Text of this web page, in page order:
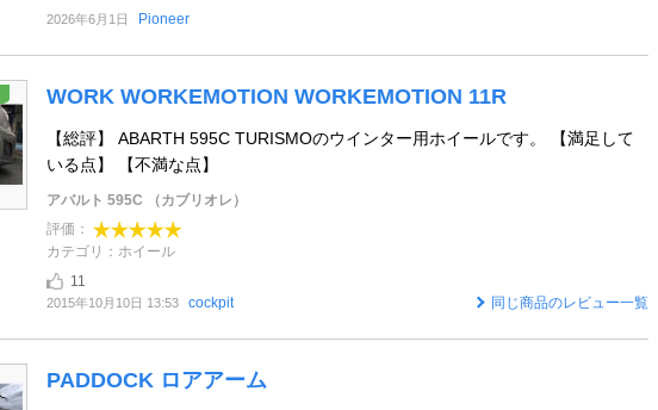
2026年6月1日 Pioneer
WORK WORKEMOTION WORKEMOTION 11R
【総評】 ABARTH 595C TURISMOのウインター用ホイールです。 【満足して
いる点】 【不満な点】
アバルト 595C （カブリオレ）
評価：
カテゴリ：ホイール
11
2015年10月10日 13:53 cockpit 同じ商品のレビュー一覧
PADDOCK ロアアーム